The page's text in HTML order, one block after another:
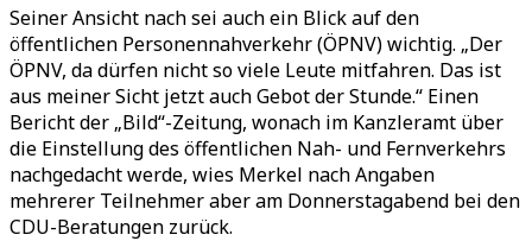
Seiner Ansicht nach sei auch ein Blick auf den
öffentlichen Personennahverkehr (ÖPNV) wichtig. „Der
ÖPNV, da dürfen nicht so viele Leute mitfahren. Das ist
aus meiner Sicht jetzt auch Gebot der Stunde.“ Einen
Bericht der „Bild“-Zeitung, wonach im Kanzleramt über
die Einstellung des öffentlichen Nah- und Fernverkehrs
nachgedacht werde, wies Merkel nach Angaben
mehrerer Teilnehmer aber am Donnerstagabend bei den
CDU-Beratungen zurück.